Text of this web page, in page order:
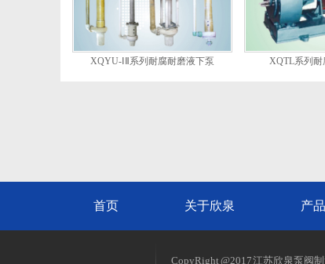
XQYU-ⅠⅡ系列耐腐耐磨液下泵 XQTL系列耐
首页 关于欣泉 产
CopyRight @2017 江苏欣泉泵阀